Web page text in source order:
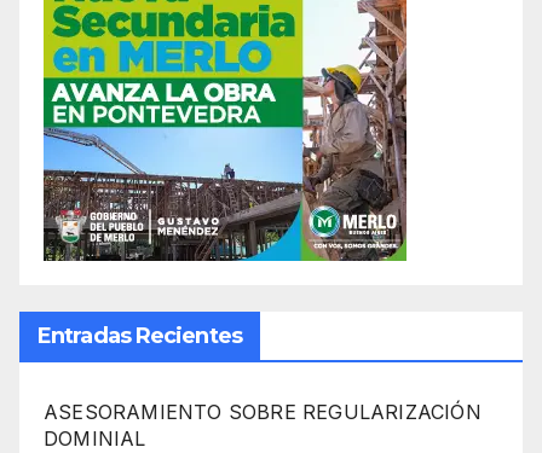
Entradas Recientes
ASESORAMIENTO SOBRE REGULARIZACIÓN
DOMINIAL